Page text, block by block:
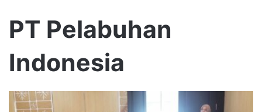
PT Pelabuhan
Indonesia